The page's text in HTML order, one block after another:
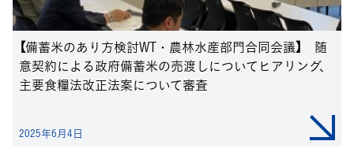
【備蓄米のあり方検討WT・農林水産部門合同会議】 随
意契約による政府備蓄米の売渡しについてヒアリング、
主要食糧法改正法案について審査
2025年6月4日